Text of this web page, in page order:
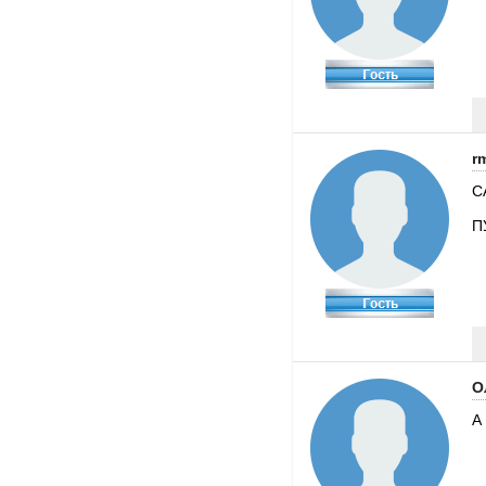
А